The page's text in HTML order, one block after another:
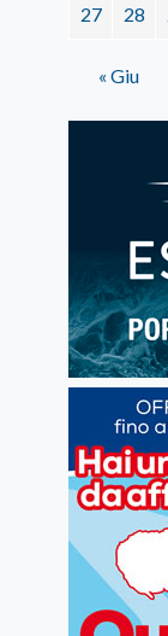
27 28
« Giu